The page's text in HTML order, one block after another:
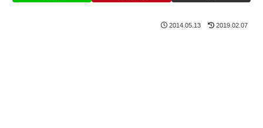
2014.05.13 2019.02.07